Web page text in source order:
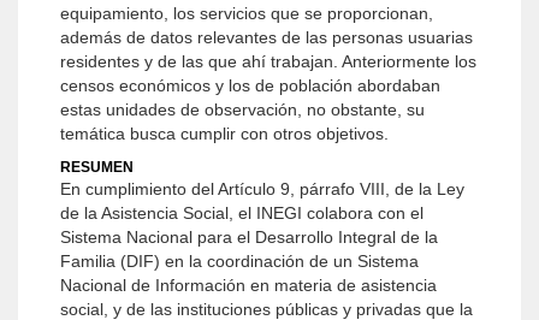
equipamiento, los servicios que se proporcionan,
además de datos relevantes de las personas usuarias
residentes y de las que ahí trabajan. Anteriormente los
censos económicos y los de población abordaban
estas unidades de observación, no obstante, su
temática busca cumplir con otros objetivos.
RESUMEN
En cumplimiento del Artículo 9, párrafo VIII, de la Ley
de la Asistencia Social, el INEGI colabora con el
Sistema Nacional para el Desarrollo Integral de la
Familia (DIF) en la coordinación de un Sistema
Nacional de Información en materia de asistencia
social, y de las instituciones públicas y privadas que la